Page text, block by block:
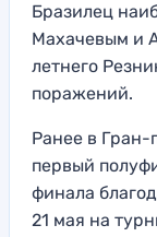
Бразилец
Махачевым и
летнего
поражений.
Ранее в Гран-
первый
финала
21 мая на